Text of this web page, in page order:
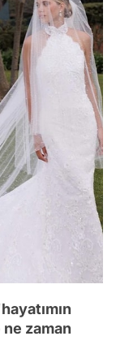
zaman